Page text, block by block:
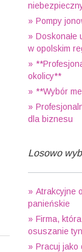
Pompy
Doskonałe
w opolskim
okolicy**
**Wybór
dla biznesu
Losowo
Atrakcyjne
panieńskie
Firma,
osuszanie
Pracuj jako